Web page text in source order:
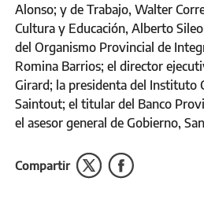
Alonso; y de Trabajo, Walter
Cultura y Educación, Alberto
del Organismo Provincial de
Romina Barrios; el director
Girard; la presidenta del Instituto
Saintout; el titular del Banco
el asesor general de Gobierno,
Compartir